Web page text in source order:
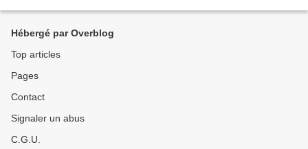
Hébergé par Overblog
Top articles
Pages
Contact
Signaler un abus
C.G.U.